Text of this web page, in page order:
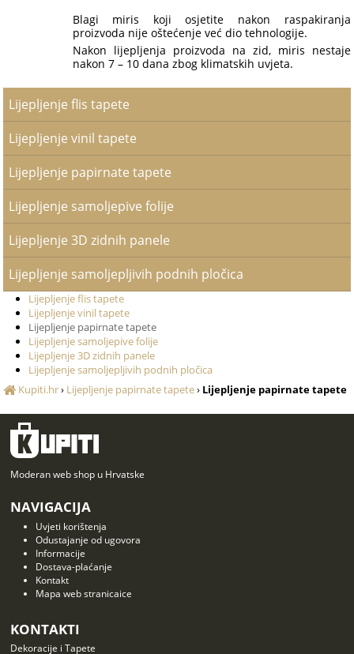
Blagi miris koji osjetite nakon raspakiranja
proizvoda nije oštećenje već dio tehnologije.
Nakon lijepljenja proizvoda na zid, miris nestaje
nakon 7 – 10 dana zbog klimatskih uvjeta.
Lijepljenje flis tapete
Lijepljenje vinil tapete
Lijepljenje papirnate tapete
Lijepljenje samoljepive folije
Lijepljenje 3D zidnih panele
Lijepljenje samoljepljivih podnih pločica
Lijepljenje flis tapete
Lijepljenje vinil tapete
Lijepljenje papirnate tapete
Lijepljenje samoljepive folije
Lijepljenje 3D zidnih panele
Lijepljenje samoljepljivih podnih pločica
Kupiti.hr› Lijepljenje papirnate tapete› Lijepljenje papirnate tapete
Moderan web shop u Hrvatske
NAVIGACIJA
Uvjeti korištenja
Odustajanje od ugovora
Informacije
Dostava-plaćanje
Kontakt
Mapa web stranicaice
KONTAKTI
Dekoracije i Tapete